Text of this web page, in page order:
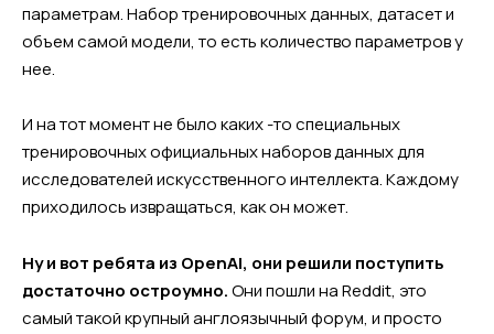
параметрам. Набор тренировочных данных, датасет и
объем самой модели, то есть количество параметров у
нее.
И на тот момент не было каких -то специальных
тренировочных официальных наборов данных для
исследователей искусственного интеллекта. Каждому
приходилось извращаться, как он может.
Ну и вот ребята из OpenAI, они решили поступить
достаточно остроумно.Они пошли на Reddit, это
самый такой крупный англоязычный форум, и просто